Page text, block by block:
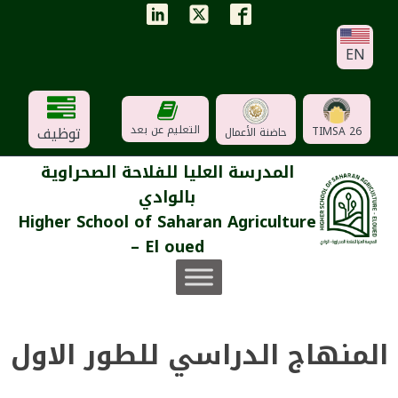
EN
TIMSA 26 حاضنة الأعمال التعليم عن بعد توظيف
المدرسة العليا للفلاحة الصحراوية
بالوادي
Higher School of Saharan Agriculture
– El oued
المنهاج الدراسي للطور الاول